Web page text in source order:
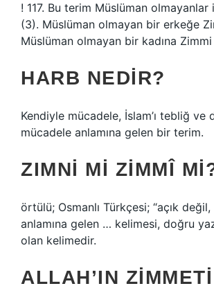
! 117. Bu terim Müslüman olmayanlar
(3). Müslüman olmayan bir erkeğe
Müslüman olmayan bir kadına
HARB NEDIR?
Kendiyle mücadele, İslam’ı tebliğ ve
mücadele anlamına gelen bir terim.
ZIMNI MI ZIMMÎ
örtülü; Osmanlı Türkçesi; “açık
anlamına gelen … kelimesi, doğru
olan kelimedir.
ALLAH’IN